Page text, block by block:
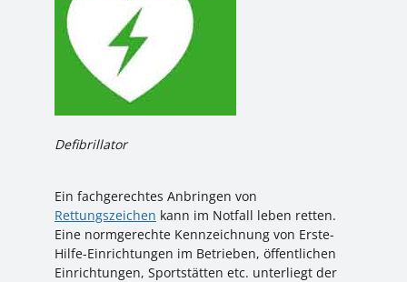
Defibrillator
Ein fachgerechtes Anbringen von
Rettungszeichen kann im Notfall leben retten.
Eine normgerechte Kennzeichnung von Erste-
Hilfe-Einrichtungen im Betrieben, öffentlichen
Einrichtungen, Sportstätten etc. unterliegt der